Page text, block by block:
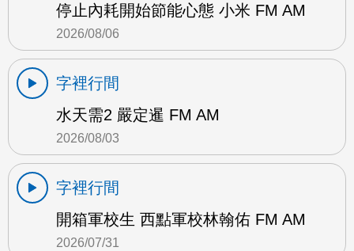
停止內耗開始節能心態 小米 FM AM
2026/08/06
字裡行間
水天需2 嚴定暹 FM AM
2026/08/03
字裡行間
開箱軍校生 西點軍校林翰佑 FM AM
2026/07/31